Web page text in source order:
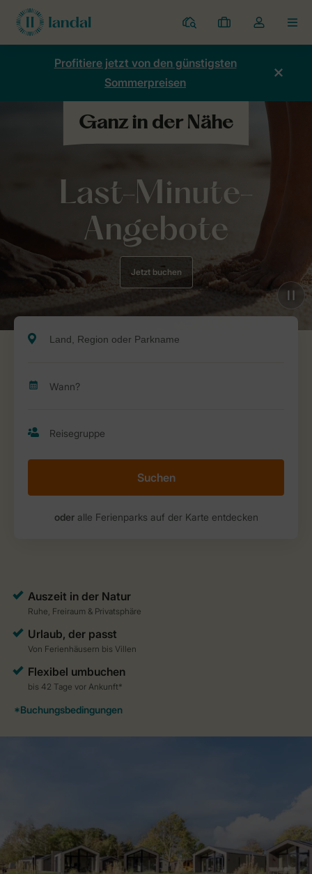
Ferienparks
Meine
Buchungen
Dropdown-
Menü
Kontos
Profitiere jetzt von den günstigsten
Sommerpreisen
Last-Minute-
Angebote
Jetzt buchen
Suchen
oderalle Ferienparks auf der Karte entdecken